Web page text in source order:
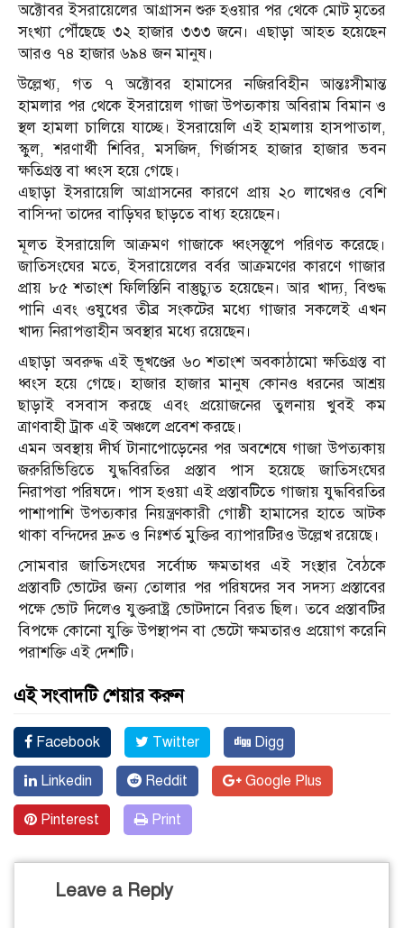
অক্টোবর ইসরায়েলের আগ্রাসন শুরু হওয়ার পর থেকে মোট মৃতের
সংখ্যা পৌঁছেছে ৩২ হাজার ৩৩৩ জনে। এছাড়া আহত হয়েছেন
আরও ৭৪ হাজার ৬৯৪ জন মানুষ।
উল্লেখ্য, গত ৭ অক্টোবর হামাসের নজিরবিহীন আন্তঃসীমান্ত
হামলার পর থেকে ইসরায়েল গাজা উপত্যকায় অবিরাম বিমান ও
স্থল হামলা চালিয়ে যাচ্ছে। ইসরায়েলি এই হামলায় হাসপাতাল,
স্কুল, শরণার্থী শিবির, মসজিদ, গির্জাসহ হাজার হাজার ভবন
ক্ষতিগ্রস্ত বা ধ্বংস হয়ে গেছে।
এছাড়া ইসরায়েলি আগ্রাসনের কারণে প্রায় ২০ লাখেরও বেশি
বাসিন্দা তাদের বাড়িঘর ছাড়তে বাধ্য হয়েছেন।
মূলত ইসরায়েলি আক্রমণ গাজাকে ধ্বংসস্তূপে পরিণত করেছে।
জাতিসংঘের মতে, ইসরায়েলের বর্বর আক্রমণের কারণে গাজার
প্রায় ৮৫ শতাংশ ফিলিস্তিনি বাস্তুচ্যুত হয়েছেন। আর খাদ্য, বিশুদ্ধ
পানি এবং ওষুধের তীব্র সংকটের মধ্যে গাজার সকলেই এখন
খাদ্য নিরাপত্তাহীন অবস্থার মধ্যে রয়েছেন।
এছাড়া অবরুদ্ধ এই ভূখণ্ডের ৬০ শতাংশ অবকাঠামো ক্ষতিগ্রস্ত বা
ধ্বংস হয়ে গেছে। হাজার হাজার মানুষ কোনও ধরনের আশ্রয়
ছাড়াই বসবাস করছে এবং প্রয়োজনের তুলনায় খুবই কম
ত্রাণবাহী ট্রাক এই অঞ্চলে প্রবেশ করছে।
এমন অবস্থায় দীর্ঘ টানাপোড়েনের পর অবশেষে গাজা উপত্যকায়
জরুরিভিত্তিতে যুদ্ধবিরতির প্রস্তাব পাস হয়েছে জাতিসংঘের
নিরাপত্তা পরিষদে। পাস হওয়া এই প্রস্তাবটিতে গাজায় যুদ্ধবিরতির
পাশাপাশি উপত্যকার নিয়ন্ত্রণকারী গোষ্ঠী হামাসের হাতে আটক
থাকা বন্দিদের দ্রুত ও নিঃশর্ত মুক্তির ব্যাপারটিরও উল্লেখ রয়েছে।
সোমবার জাতিসংঘের সর্বোচ্চ ক্ষমতাধর এই সংস্থার বৈঠকে
প্রস্তাবটি ভোটের জন্য তোলার পর পরিষদের সব সদস্য প্রস্তাবের
পক্ষে ভোট দিলেও যুক্তরাষ্ট্র ভোটদানে বিরত ছিল। তবে প্রস্তাবটির
বিপক্ষে কোনো যুক্তি উপস্থাপন বা ভেটো ক্ষমতারও প্রয়োগ করেনি
পরাশক্তি এই দেশটি।
এই সংবাদটি শেয়ার করুন
Facebook Twitter Digg
Linkedin Reddit Google Plus
Pinterest Print
Leave a Reply